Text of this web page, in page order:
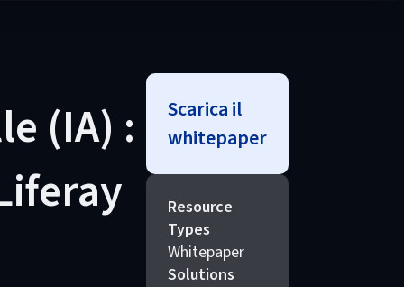
(IA) :
Scarica il
whitepaper
Resource
Types
Whitepaper
Solutions